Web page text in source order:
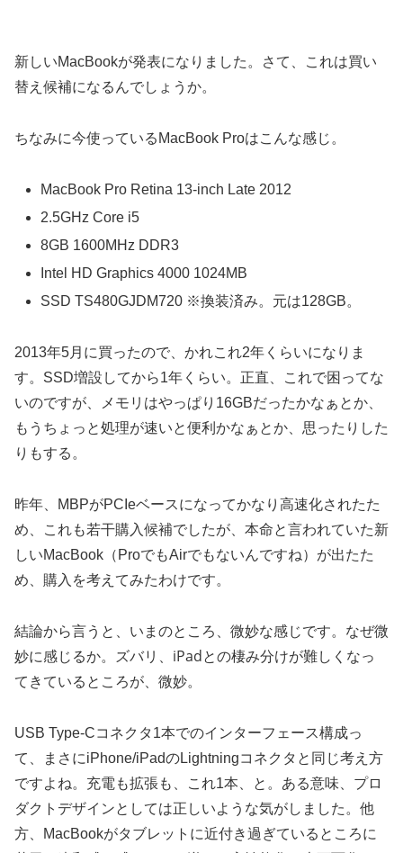
新しいMacBookが発表になりました。さて、これは買い
替え候補になるんでしょうか。
ちなみに今使っているMacBook Proはこんな感じ。
MacBook Pro Retina 13-inch Late 2012
2.5GHz Core i5
8GB 1600MHz DDR3
Intel HD Graphics 4000 1024MB
SSD TS480GJDM720 ※換装済み。元は128GB。
2013年5月に買ったので、かれこれ2年くらいになりま
す。SSD増設してから1年くらい。正直、これで困ってな
いのですが、メモリはやっぱり16GBだったかなぁとか、
もうちょっと処理が速いと便利かなぁとか、思ったりした
りもする。
昨年、MBPがPCIeベースになってかなり高速化されたた
め、これも若干購入候補でしたが、本命と言われていた新
しいMacBook（ProでもAirでもないんですね）が出たた
め、購入を考えてみたわけです。
結論から言うと、いまのところ、微妙な感じです。なぜ微
妙に感じるか。
ズバリ、iPadとの棲み分けが難しくなっ
てきているところが、微妙。
USB Type-Cコネクタ1本でのインターフェース構成っ
て、まさにiPhone/iPadのLightningコネクタと同じ考え方
ですよね。充電も拡張も、これ1本、と。ある意味、プロ
ダクトデザインとしては正しいような気がしました。他
方、MacBookがタブレットに近付き過ぎているところに